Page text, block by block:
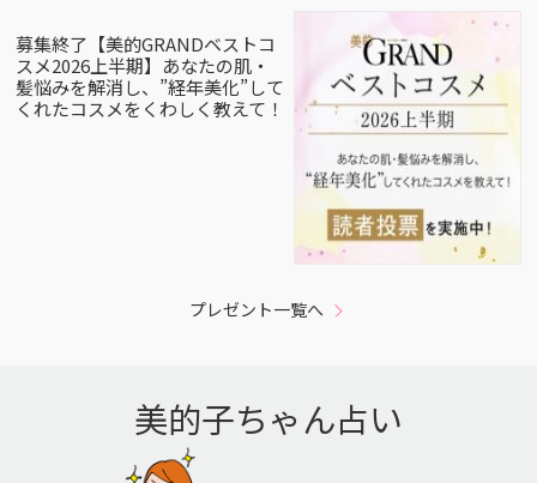
募集終了【美的GRANDベストコ
スメ2026上半期】あなたの肌・
髪悩みを解消し、”経年美化”して
くれたコスメをくわしく教えて！
プレゼント一覧へ
美的子ちゃん占い